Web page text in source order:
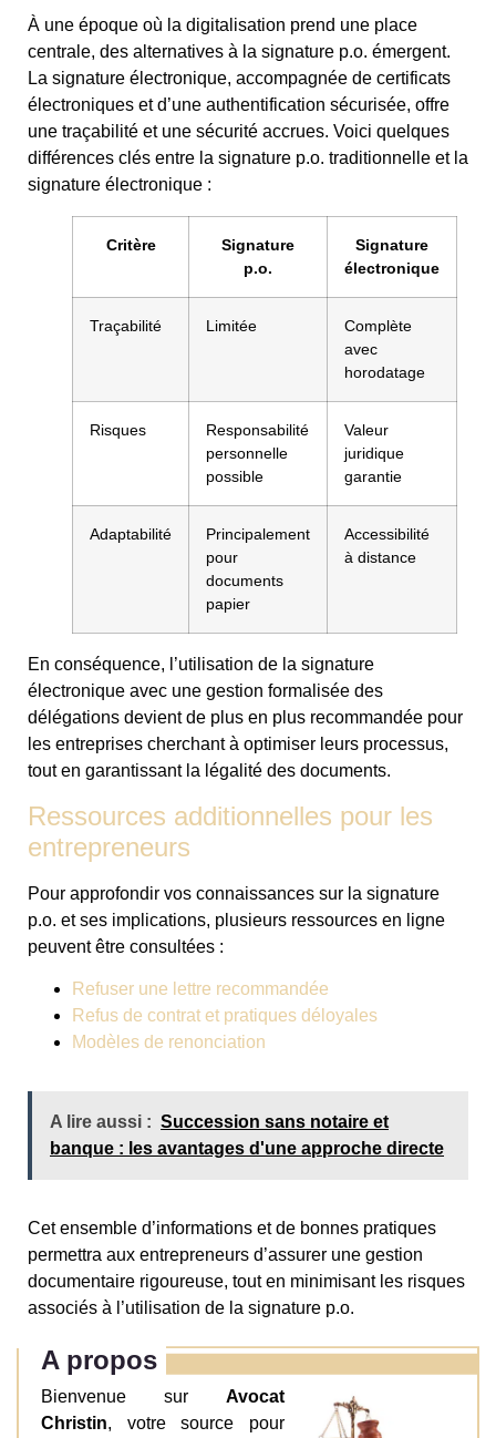
À une époque où la digitalisation prend une place
centrale, des alternatives à la signature p.o. émergent.
La signature électronique, accompagnée de certificats
électroniques et d’une authentification sécurisée, offre
une traçabilité et une sécurité accrues. Voici quelques
différences clés entre la signature p.o. traditionnelle et la
signature électronique :
Critère
Signature
p.o.
Signature
électronique
Traçabilité Limitée
Complète
avec
horodatage
Risques
Responsabilité
personnelle
possible
Valeur
juridique
garantie
Adaptabilité
Principalement
pour
documents
papier
Accessibilité
à distance
En conséquence, l’utilisation de la signature
électronique avec une gestion formalisée des
délégations devient de plus en plus recommandée pour
les entreprises cherchant à optimiser leurs processus,
tout en garantissant la légalité des documents.
Ressources additionnelles pour les
entrepreneurs
Pour approfondir vos connaissances sur la signature
p.o. et ses implications, plusieurs ressources en ligne
peuvent être consultées :
Refuser une lettre recommandée
Refus de contrat et pratiques déloyales
Modèles de renonciation
A lire aussi : Succession sans notaire et
banque : les avantages d'une approche directe
Cet ensemble d’informations et de bonnes pratiques
permettra aux entrepreneurs d’assurer une gestion
documentaire rigoureuse, tout en minimisant les risques
associés à l’utilisation de la signature p.o.
A propos
Bienvenue sur Avocat
Christin, votre source pour